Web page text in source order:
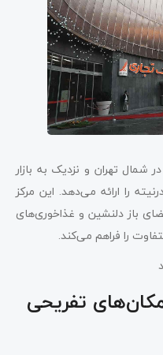
شمال تهران و نزدیک به بازار
را ارائه می‌دهد. این مرکز
باز دلنشین و غذاخوری‌های
را فراهم می‌کند.
مکان‌های تفریحی